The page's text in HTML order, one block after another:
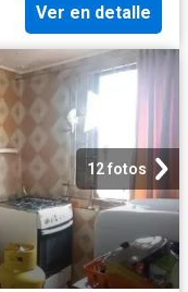
Ver en detalle
12 fotos